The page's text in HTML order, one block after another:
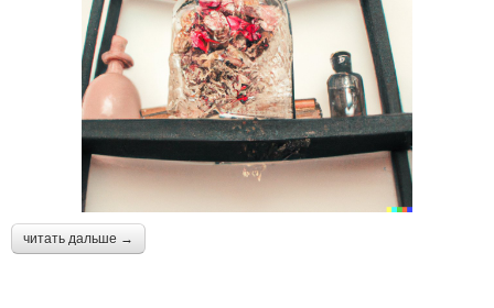
читать дальше →